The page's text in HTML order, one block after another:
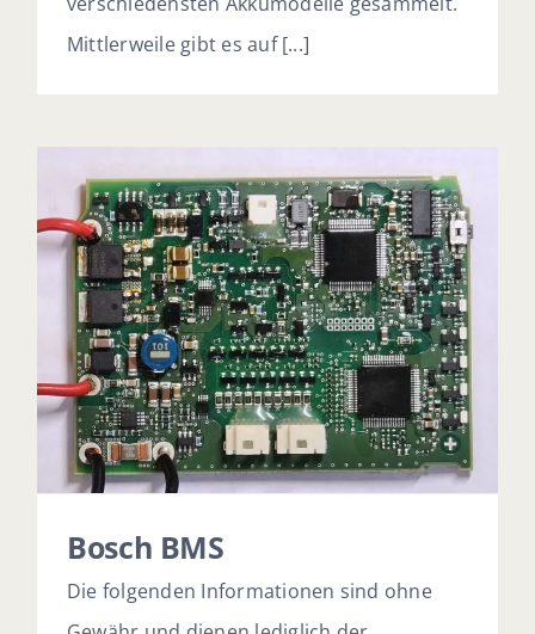
Mittlerweile gibt es auf [...]
Bosch BMS
Die folgenden Informationen sind ohne